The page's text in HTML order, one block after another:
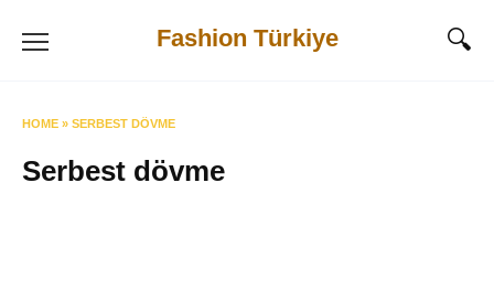
Fashion Türkiye
HOME » SERBEST DÖVME
Serbest dövme